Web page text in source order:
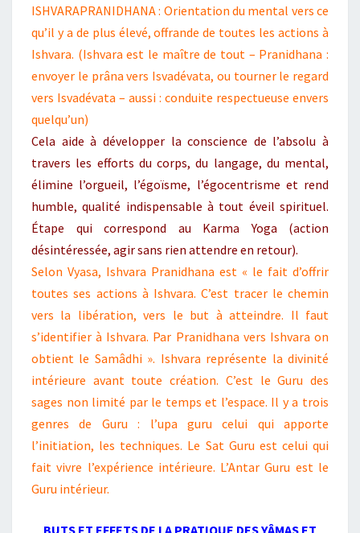
ISHVARAPRANIDHANA : Orientation du mental vers ce
qu’il y a de plus élevé, offrande de toutes les actions à
Ishvara. (Ishvara est le maître de tout – Pranidhana :
envoyer le prâna vers Isvadévata, ou tourner le regard
vers Isvadévata – aussi : conduite respectueuse envers
quelqu’un)
Cela aide à développer la conscience de l’absolu à
travers les efforts du corps, du langage, du mental,
élimine l’orgueil, l’égoïsme, l’égocentrisme et rend
humble, qualité indispensable à tout éveil spirituel.
Étape qui correspond au Karma Yoga (action
désintéressée, agir sans rien attendre en retour).
Selon Vyasa, Ishvara Pranidhana est « le fait d’offrir
toutes ses actions à Ishvara. C’est tracer le chemin
vers la libération, vers le but à atteindre. Il faut
s’identifier à Ishvara. Par Pranidhana vers Ishvara on
obtient le Samâdhi ». Ishvara représente la divinité
intérieure avant toute création. C’est le Guru des
sages non limité par le temps et l’espace. Il y a trois
genres de Guru : l’upa guru celui qui apporte
l’initiation, les techniques. Le Sat Guru est celui qui
fait vivre l’expérience intérieure. L’Antar Guru est le
Guru intérieur.
BUTS ET EFFETS DE LA PRATIQUE DES YÂMAS ET